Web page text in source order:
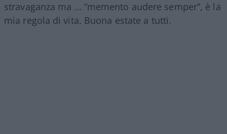
stravaganza ma … “memento audere semper”, è la
mia regola di vita. Buona estate a tutti.